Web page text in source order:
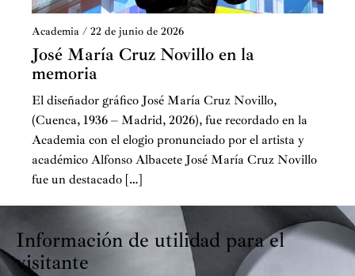
Academia / 22 de junio de 2026
José María Cruz Novillo en la
memoria
El diseñador gráfico José María Cruz Novillo,
(Cuenca, 1936 – Madrid, 2026), fue recordado en la
Academia con el elogio pronunciado por el artista y
académico Alfonso Albacete José María Cruz Novillo
fue un destacado […]
Información de utilidad para el
visitante